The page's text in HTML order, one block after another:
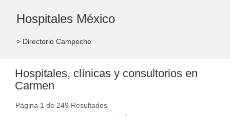
Hospitales México
> Directorio Campeche
Hospitales, clínicas y consultorios en
Carmen
Página 1 de 249 Resultados